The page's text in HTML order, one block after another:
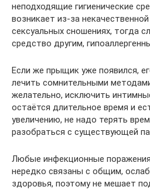
неподходящие гигиенические
возникает из-за
сексуальных сношениях, тогда
средство другим,
Если же прыщик уже появился,
лечить сомнительными
желательно, исключить
остаётся длительное время и
увеличению, не надо терять
разобраться с существующей
Любые инфекционные
нередко связаны с общим,
здоровья, поэтому не мешает